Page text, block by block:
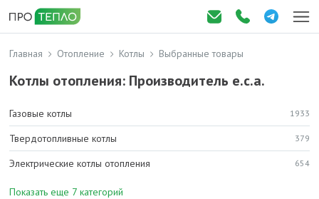
Главная Отопление Котлы Выбранные товары
Котлы отопления: Производитель e.c.a.
Газовые котлы 1933
Твердотопливные котлы 379
Электрические котлы отопления 654
Показать еще 7 категорий